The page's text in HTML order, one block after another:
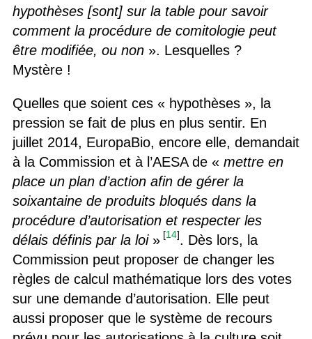
hypothèses [sont] sur la table pour savoir
comment la procédure de comitologie peut
être modifiée, ou non». Lesquelles ?
Mystère !
Quelles que soient ces « hypothèses », la
pression se fait de plus en plus sentir. En
juillet 2014, EuropaBio, encore elle, demandait
à la Commission et à l’AESA de « mettre en
place un plan d’action afin de gérer la
soixantaine de produits bloqués dans la
procédure d’autorisation et respecter les
délais définis par la loi» [14]. Dès lors, la
Commission peut proposer de changer les
règles de calcul mathématique lors des votes
sur une demande d’autorisation. Elle peut
aussi proposer que le système de recours